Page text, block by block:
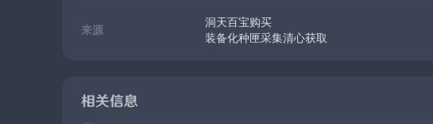
来源
洞天百宝购买
装备化种匣采集清心获取
相关信息